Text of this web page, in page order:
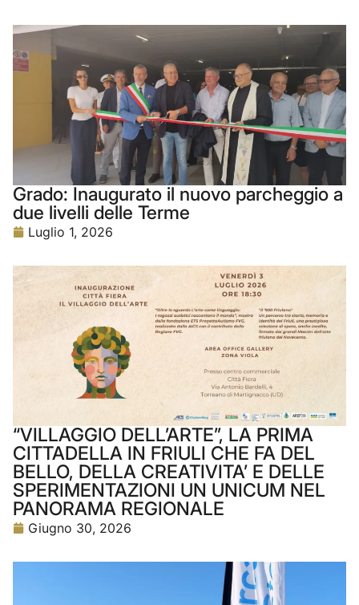
Grado: Inaugurato il nuovo parcheggio a
due livelli delle Terme
Luglio 1, 2026
“VILLAGGIO DELL’ARTE”, LA PRIMA
CITTADELLA IN FRIULI CHE FA DEL
BELLO, DELLA CREATIVITA’ E DELLE
SPERIMENTAZIONI UN UNICUM NEL
PANORAMA REGIONALE
Giugno 30, 2026